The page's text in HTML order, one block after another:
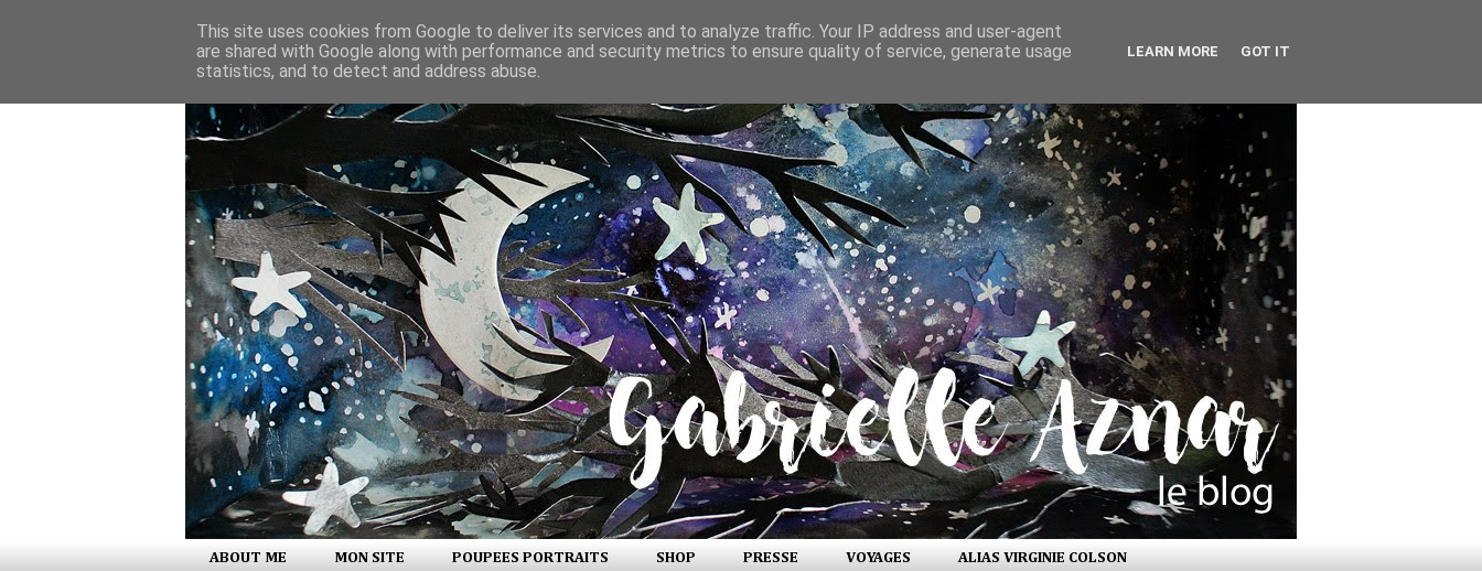
ABOUT ME MON SITE POUPEES PORTRAITS SHOP PRESSE VOYAGES ALIAS VIRGINIE COLSON
This site uses cookies from Google to deliver its services and to analyze traffic. Your IP address and user-agent
are shared with Google along with performance and security metrics to ensure quality of service, generate usage
statistics, and to detect and address abuse.
LEARN MORE GOT IT